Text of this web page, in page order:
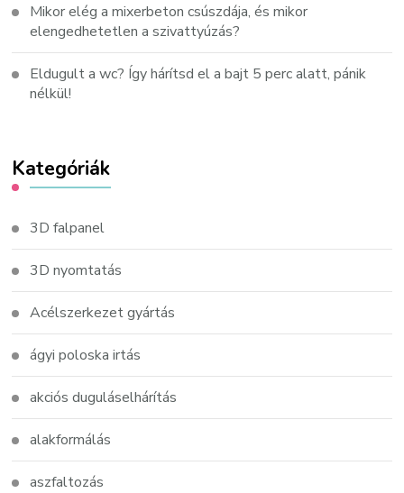
Mikor elég a mixerbeton csúszdája, és mikor
elengedhetetlen a szivattyúzás?
Eldugult a wc? Így hárítsd el a bajt 5 perc alatt, pánik
nélkül!
Kategóriák
3D falpanel
3D nyomtatás
Acélszerkezet gyártás
ágyi poloska irtás
akciós duguláselhárítás
alakformálás
aszfaltozás